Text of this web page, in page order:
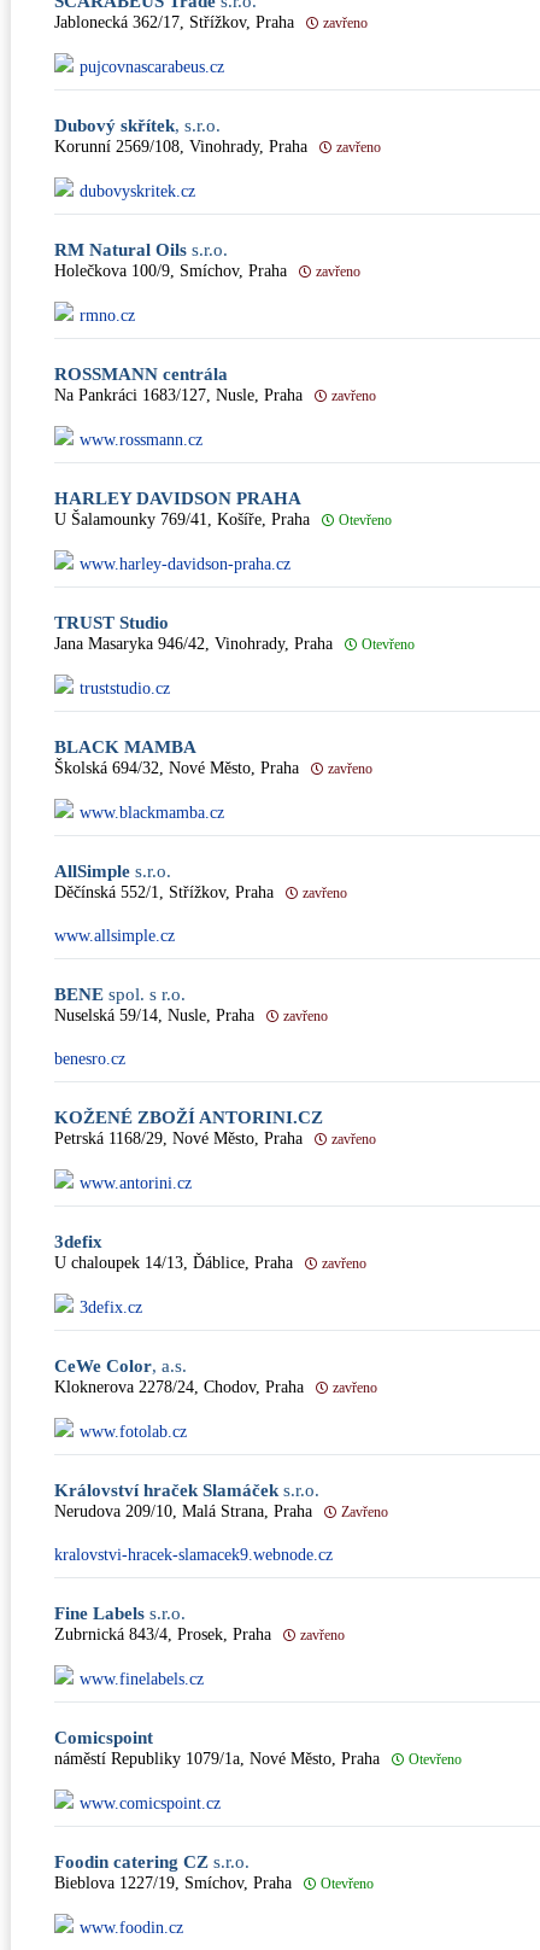
Jablonecká 362/17, Střížkov, Praha zavřeno
pujcovnascarabeus.cz
Dubový skřítek, s.r.o.
Korunní 2569/108, Vinohrady, Praha zavřeno
dubovyskritek.cz
RM Natural Oils s.r.o.
Holečkova 100/9, Smíchov, Praha zavřeno
rmno.cz
ROSSMANN centrála
Na Pankráci 1683/127, Nusle, Praha zavřeno
www.rossmann.cz
HARLEY DAVIDSON PRAHA
U Šalamounky 769/41, Košíře, Praha Otevřeno
www.harley-davidson-praha.cz
TRUST Studio
Jana Masaryka 946/42, Vinohrady, Praha Otevřeno
truststudio.cz
BLACK MAMBA
Školská 694/32, Nové Město, Praha zavřeno
www.blackmamba.cz
AllSimple s.r.o.
Děčínská 552/1, Střížkov, Praha zavřeno
www.allsimple.cz
BENE spol. s r.o.
Nuselská 59/14, Nusle, Praha zavřeno
benesro.cz
KOŽENÉ ZBOŽÍ ANTORINI.CZ
Petrská 1168/29, Nové Město, Praha zavřeno
www.antorini.cz
3defix
U chaloupek 14/13, Ďáblice, Praha zavřeno
3defix.cz
CeWe Color, a.s.
Kloknerova 2278/24, Chodov, Praha zavřeno
www.fotolab.cz
Království hraček Slamáček s.r.o.
Nerudova 209/10, Malá Strana, Praha Zavřeno
kralovstvi-hracek-slamacek9.webnode.cz
Fine Labels s.r.o.
Zubrnická 843/4, Prosek, Praha zavřeno
www.finelabels.cz
Comicspoint
náměstí Republiky 1079/1a, Nové Město, Praha Otevřeno
www.comicspoint.cz
Foodin catering CZ s.r.o.
Bieblova 1227/19, Smíchov, Praha Otevřeno
www.foodin.cz